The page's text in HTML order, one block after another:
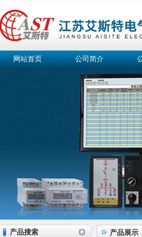
网站首页 公司简介
产品搜索 产品展示